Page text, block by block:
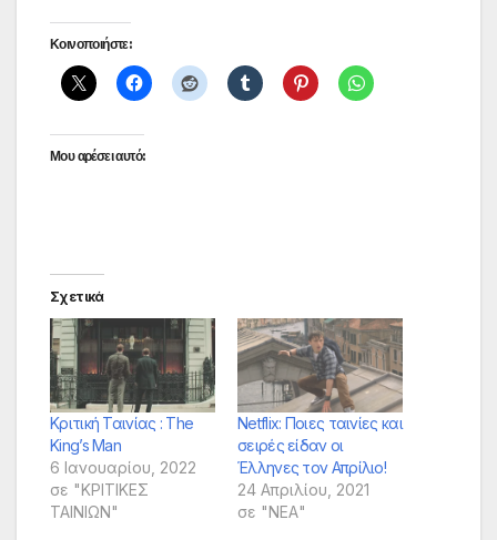
Κοινοποιήστε:
Μου αρέσει αυτό:
Σχετικά
Κριτική Ταινίας : The
King’s Man
6 Ιανουαρίου, 2022
σε "ΚΡΙΤΙΚΕΣ
ΤΑΙΝΙΩΝ"
Netflix: Ποιες ταινίες και
σειρές είδαν οι
Έλληνες τον Απρίλιο!
24 Απριλίου, 2021
σε "ΝΕΑ"